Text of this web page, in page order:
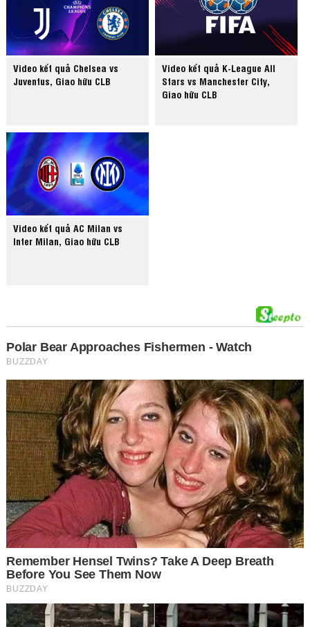
Video kết quả Chelsea vs
Juventus, Giao hữu CLB
Video kết quả K-League All
Stars vs Manchester City,
Giao hữu CLB
Video kết quả AC Milan vs
Inter Milan, Giao hữu CLB